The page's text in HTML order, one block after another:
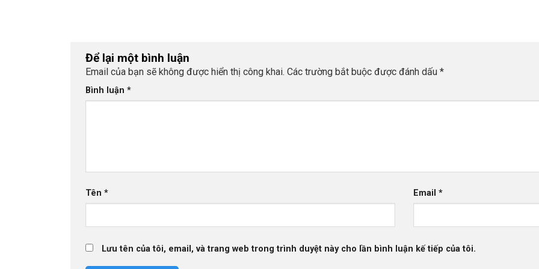
Để lại một bình luận
Email của bạn sẽ không được hiển thị công khai. Các trường bắt buộc được đánh dấu *
Bình luận *
Tên * Email *
Lưu tên của tôi, email, và trang web trong trình duyệt này cho lần bình luận kế tiếp của tôi.